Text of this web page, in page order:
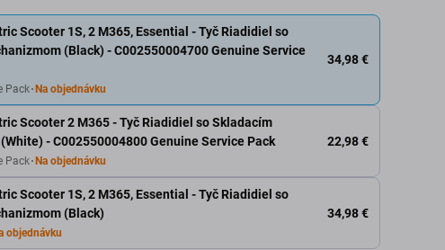
Scooter 1S, 2 M365, Essential - Tyč Riadidiel so
(Black) - C002550004700 Genuine Service
Pack Na objednávku
34,98 €
Scooter 2 M365 - Tyč Riadidiel so Skladacím
- C002550004800 Genuine Service Pack
Pack Na objednávku
22,98 €
Scooter 1S, 2 M365, Essential - Tyč Riadidiel so
(Black)
objednávku
34,98 €